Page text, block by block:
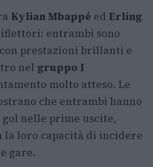
Kylian Mbappé ed Erling
entrambi sono
prestazioni brillanti e
nel gruppo I
molto atteso. Le
che entrambi hanno
nelle prime uscite,
la loro capacità di incidere
gare.